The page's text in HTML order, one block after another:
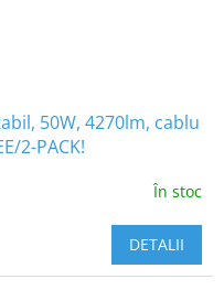
50W, 4270lm, cablu
2-PACK!
În stoc
DETALII